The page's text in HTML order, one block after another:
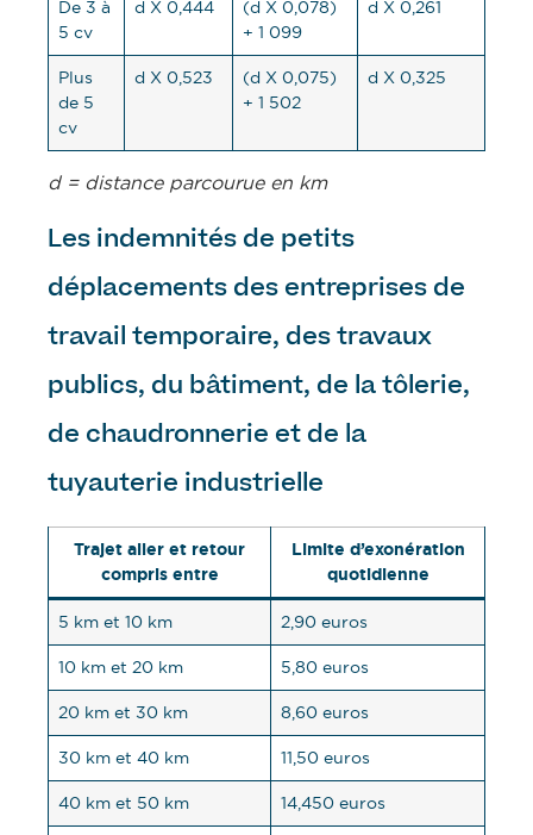
De 3 à
5 cv
d X 0,444
(d X 0,078)
+ 1 099
d X 0,261
Plus
de 5
cv
d X 0,523
(d X 0,075)
+ 1 502
d X 0,325
d = distance parcourue en km
Les indemnités de petits
déplacements des entreprises de
travail temporaire, des travaux
publics, du bâtiment, de la tôlerie,
de chaudronnerie et de la
tuyauterie industrielle
Trajet aller et retour
compris entre
Limite d’exonération
quotidienne
5 km et 10 km 2,90 euros
10 km et 20 km 5,80 euros
20 km et 30 km 8,60 euros
30 km et 40 km 11,50 euros
40 km et 50 km 14,450 euros